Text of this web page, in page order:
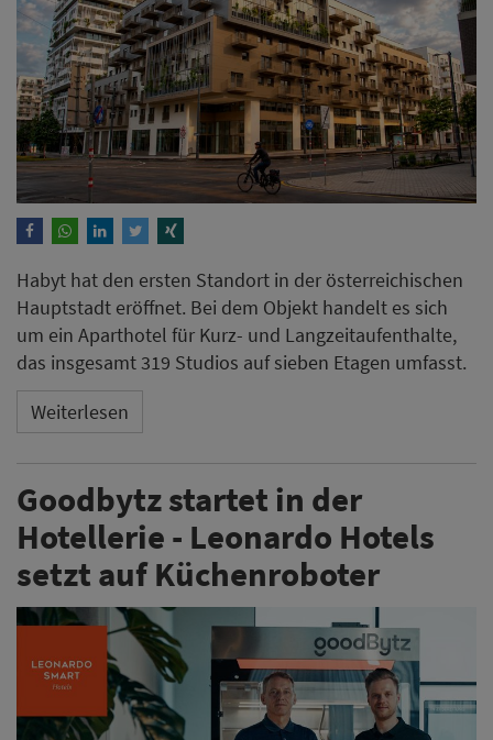
Habyt hat den ersten Standort in der österreichischen
Hauptstadt eröffnet. Bei dem Objekt handelt es sich
um ein Aparthotel für Kurz- und Langzeitaufenthalte,
das insgesamt 319 Studios auf sieben Etagen umfasst.
Weiterlesen
Goodbytz startet in der
Hotellerie - Leonardo Hotels
setzt auf Küchenroboter